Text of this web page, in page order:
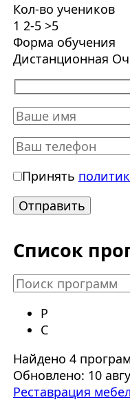
Кол-во учеников
1 2-5 >5
Форма обучения
Дистанционная
Принять
Список
Р
С
Найдено 4
Обновлено: 10
Реставрация